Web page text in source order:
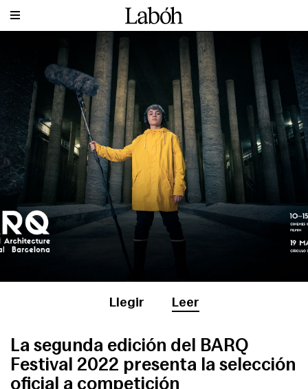
Llegir Leer
La segunda edición del BARQ
Festival 2022 presenta la selección
oficial a competición